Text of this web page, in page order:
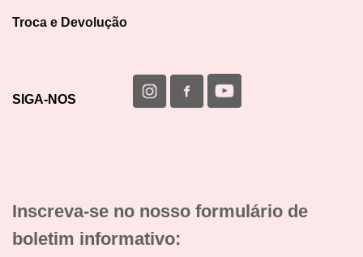
Troca e Devolução
SIGA-NOS
Inscreva-se no nosso formulário de
boletim informativo: